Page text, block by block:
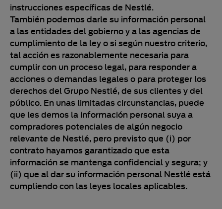
instrucciones específicas de Nestlé.
También podemos darle su información personal
a las entidades del gobierno y a las agencias de
cumplimiento de la ley o si según nuestro criterio,
tal acción es razonablemente necesaria para
cumplir con un proceso legal, para responder a
acciones o demandas legales o para proteger los
derechos del Grupo Nestlé, de sus clientes y del
público. En unas limitadas circunstancias, puede
que les demos la información personal suya a
compradores potenciales de algún negocio
relevante de Nestlé, pero previsto que (i) por
contrato hayamos garantizado que esta
información se mantenga confidencial y segura; y
(ii) que al dar su información personal Nestlé está
cumpliendo con las leyes locales aplicables.